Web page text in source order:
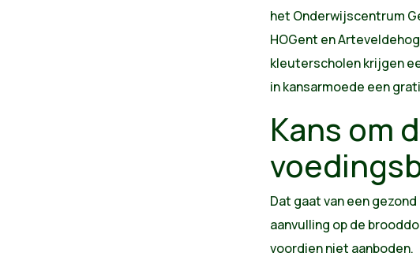
het Onderwijscentrum
HOGent en
kleuterscholen krijgen
in kansarmoede een
Kans om
Dat gaat van een
aanvulling op de
voordien niet aanboden.